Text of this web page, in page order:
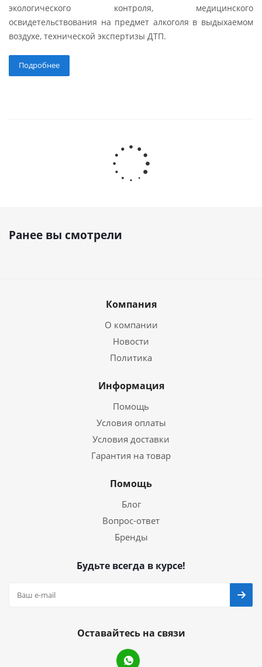
экологического контроля, медицинского
освидетельствования на предмет алкоголя в выдыхаемом
воздухе, технической экспертизы ДТП.
Подробнее
Ранее вы смотрели
Компания
О компании
Новости
Политика
Информация
Помощь
Условия оплаты
Условия доставки
Гарантия на товар
Помощь
Блог
Вопрос-ответ
Бренды
Будьте всегда в курсе!
Оставайтесь на связи